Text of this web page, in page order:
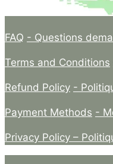
FAQ - Questions
Terms and Conditions
Refund Policy -
Payment Methods -
Privacy Policy –